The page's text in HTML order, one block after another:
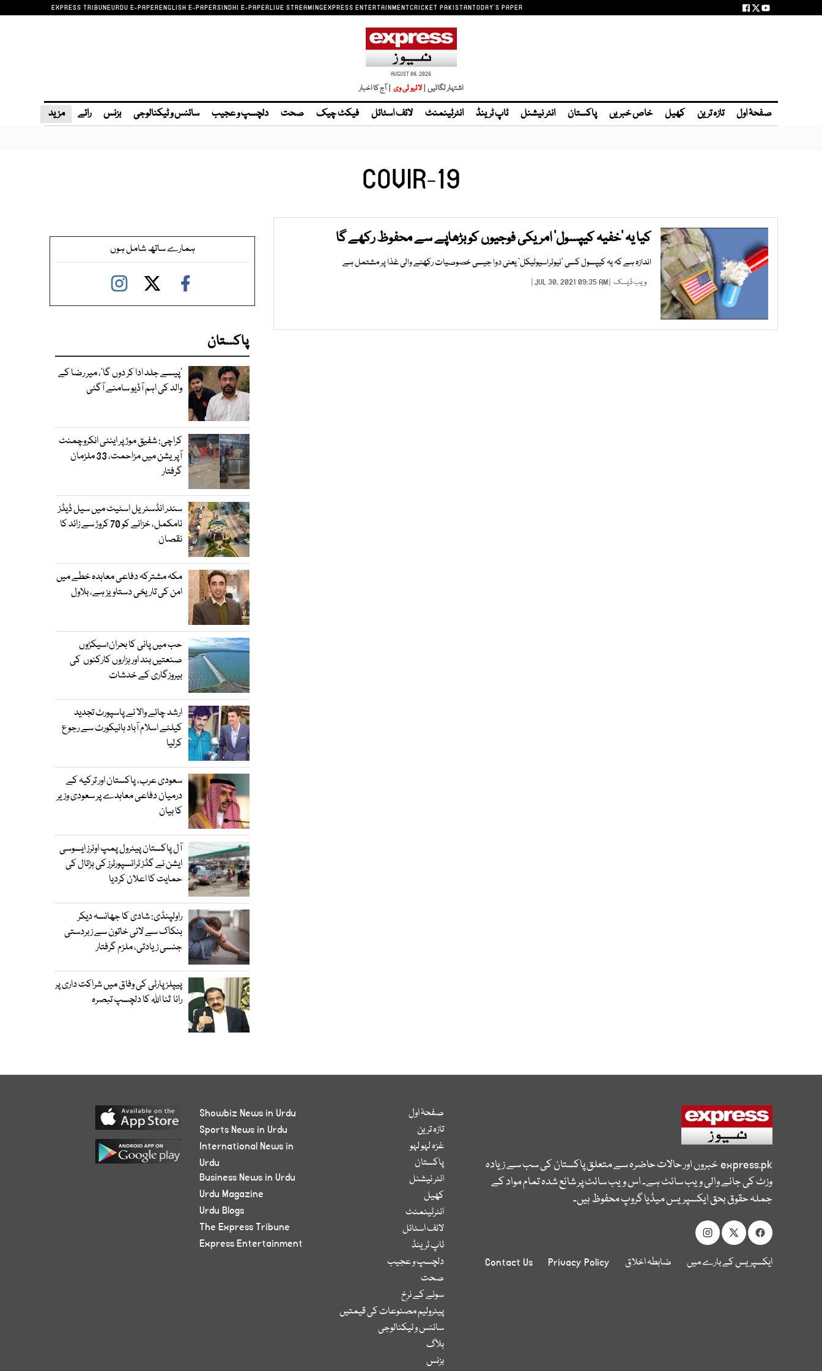
EXPRESS TRIBUNEURDU E-PAPERENGLISH E-PAPERSINDHI E-PAPERLIVE STREAMINGEXPRESS ENTERTAINMENTCRICKET PAKISTANTODAY'S PAPER
AUGUST 08, 2026
اشتہار لگائیں |لائیو ٹی وی | آج کا اخبار
صفحۂ اول تازہ ترین کھیل خاص خبریں پاکستان انٹر نیشنل ٹاپ ٹرینڈ انٹرٹینمنٹ لائف اسٹائل فیکٹ چیک صحت دلچسپ و عجیب سائنس و ٹیکنالوجی بزنس رائے مزید
COVIR-19
کیا یہ ’خفیہ کیپسول‘ امریکی فوجیوں کو بڑھاپے سے محفوظ رکھے گا
اندازہ ہے کہ یہ کیپسول کسی ’نیوٹراسیوٹیکل‘ یعنی دوا جیسی خصوصیات رکھنے والی غذا پر مشتمل ہے
ویب ڈیسک | JUL 30, 2021 09:35 AM |
ہمارے ساتھ شامل ہوں
پاکستان
’پیسے جلد ادا کر دوں گا‘، میر رضا کے
والد کی اہم آڈیو سامنے آگئی
کراچی: شفیق موڑ پر اینٹی انکروچمنٹ
آپریشن میں مزاحمت، 33 ملزمان
گرفتار
سندر انڈسٹریل اسٹیٹ میں سیل ڈیڈز
نامکمل، خزانے کو 70 کروڑ سے زائد کا
نقصان
مکہ مشترکہ دفاعی معاہدہ خطے میں
امن کی تاریخی دستاویز ہے، بلاول
حب میں پانی کا بحران؛سیکڑوں
صنعتیں بند اور ہزاروں کارکنوں کی
بیروزگاری کے خدشات
ارشد چائے والا نے پاسپورٹ تجدید
کیلئے اسلام آباد ہائیکورٹ سے رجوع
کرلیا
سعودی عرب، پاکستان اور ترکیہ کے
درمیان دفاعی معاہدے پر سعودی وزیر
کا بیان
آل پاکستان پیٹرول پمپ اونرز ایسوسی
ایشن نے گڈز ٹرانسپورٹرز کی ہڑتال کی
حمایت کا اعلان کردیا
راولپنڈی: شادی کا جھانسہ دیکر
بنکاک سے لائی خاتون سے زبردستی
جنسی زیادتی، ملزم گرفتار
پیپلز پارٹی کی وفاق میں شراکت داری پر
رانا ثنا اللہ کا دلچسپ تبصرہ
express.pkخبروں اور حالات حاضرہ سے متعلق پاکستان کی سب سے زیادہ
وزٹ کی جانے والی ویب سائٹ ہے۔ اس ویب سائٹ پر شائع شدہ تمام مواد کے
جملہ حقوق بحق ایکسپریس میڈیا گروپ محفوظ ہیں۔
ایکسپریس کے بارے میں ضابطہ اخلاق Privacy Policy
Contact Us
صفحۂ اول
تازہ ترین
غزہ لہو لہو
پاکستان
انٹر نیشنل
کھیل
انٹرٹینمنٹ
لائف اسٹائل
ٹاپ ٹرینڈ
دلچسپ و عجیب
صحت
سونے کے نرخ
پیٹرولیم مصنوعات کی قیمتیں
سائنس و ٹیکنالوجی
بلاگ
بزنس
Showbiz News in Urdu
Sports News in Urdu
International News in
Urdu
Business News in Urdu
Urdu Magazine
Urdu Blogs
The Express Tribune
Express Entertainment